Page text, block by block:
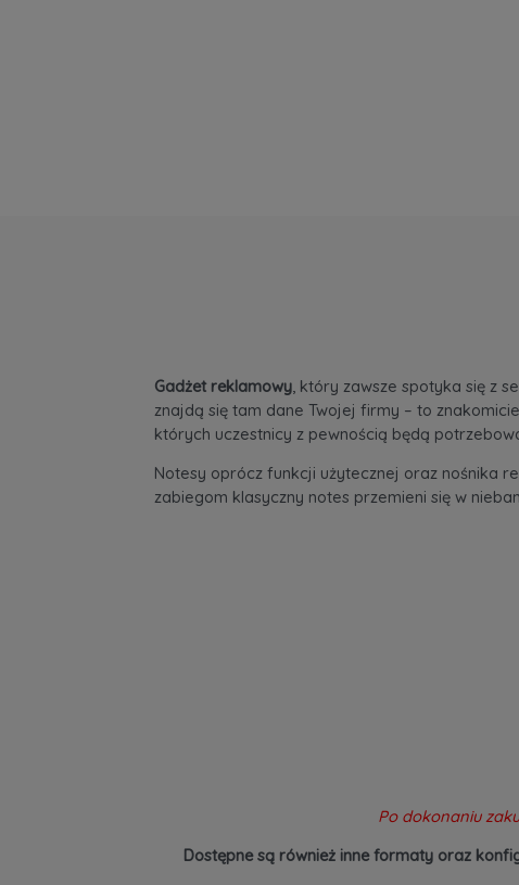
Gadżet reklamowy, który zawsze spotyka się z
znajdą się tam dane Twojej firmy – to
których uczestnicy z pewnością będą
Notesy oprócz funkcji użytecznej oraz nośnika
zabiegom klasyczny notes przemieni się w
Po dokonaniu
Dostępne są również inne formaty oraz